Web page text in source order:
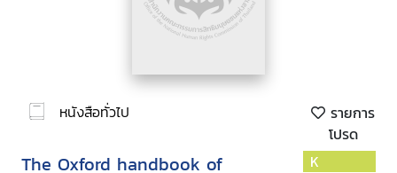
หนังสือทั่วไป
รายการ
โปรด
The Oxford handbook of
K